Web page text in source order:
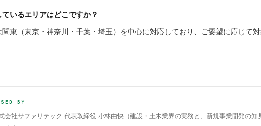
ているエリアはどこですか？
関東（東京・神奈川・千葉・埼玉）を中心に対応しており、ご要望に応じて
BY
会社サファリテック 代表取締役 小林由快（建設・土木業界の実務と、新規事業開発の知